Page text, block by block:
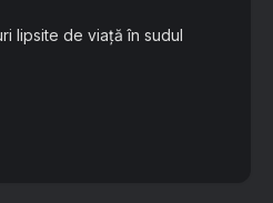
lipsite de viață în sudul